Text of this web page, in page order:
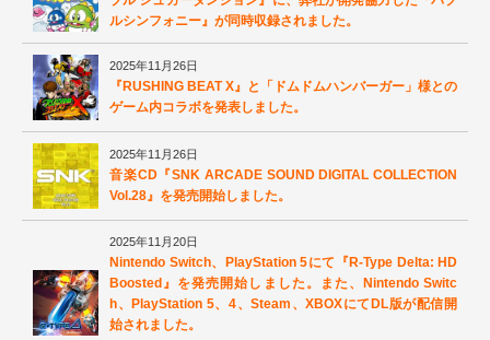
ルシンフォニー』が同時収録されました。
2025年11月26日
『RUSHING BEAT X』と「ドムドムハンバーガー」様との
ゲーム内コラボを発表しました。
2025年11月26日
音楽CD『SNK ARCADE SOUND DIGITAL COLLECTION
Vol.28』を発売開始しました。
2025年11月20日
Nintendo Switch、PlayStation 5にて『R-Type Delta: HD
Boosted』を発売開始しました。また、Nintendo Switc
h、PlayStation 5、4、Steam、XBOXにてDL版が配信開
始されました。